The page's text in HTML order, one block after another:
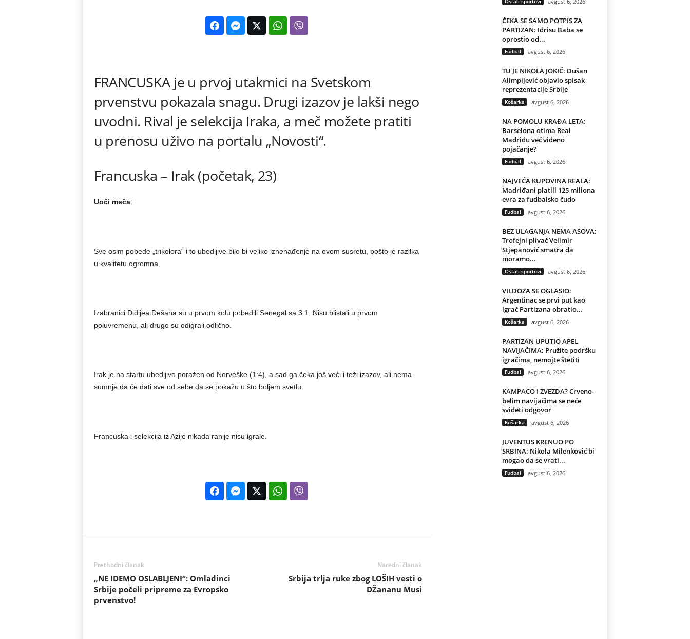
e
s
t
FRANCUSKA je u prvoj utakmici na Svetskom
prvenstvu pokazala snagu. Drugi izazov je lakši nego
uvodni. Rival je selekcija Iraka, a meč možete pratiti
u prenosu uživo na portalu „Novosti“.
Francuska – Irak (početak, 23)
Uoči meča:
Sve osim pobede „trikolora“ i to ubedljive bilo bi veliko iznenađenje na ovom susretu, pošto je razilka
u kvalitetu ogromna.
Izabranici Didijea Dešana su u prvom kolu pobedili Senegal sa 3:1. Nisu blistali u prvom
poluvremenu, ali drugo su odigrali odlično.
Irak je na startu ubedljivo poražen od Norveške (1:4), a sad ga čeka još veći i teži izazov, ali nema
sumnje da će dati sve od sebe da se pokažu u što boljem svetlu.
Francuska i selekcija iz Azije nikada ranije nisu igrale.
Prethodni članak
„NE IDEMO OSLABLJENI“: Omladinci
Srbije počeli pripreme za Evropsko
prvenstvo!
Naredni članak
Srbija trlja ruke zbog LOŠIH vesti o
DŽananu Musi
ČEKA SE SAMO POTPIS ZA
PARTIZAN: Idrisu Baba se
oprostio od...
Fudbal avgust 6, 2026
TU JE NIKOLA JOKIĆ: Dušan
Alimpijević objavio spisak
reprezentacije Srbije
Košarka avgust 6, 2026
NA POMOLU KRAĐA LETA:
Barselona otima Real
Madridu već viđeno
pojačanje?
Fudbal avgust 6, 2026
NAJVEĆA KUPOVINA REALA:
Madriđani platili 125 miliona
evra za fudbalsko čudo
Fudbal avgust 6, 2026
BEZ ULAGANJA NEMA ASOVA:
Trofejni plivač Velimir
Stjepanović smatra da
moramo...
Ostali sportovi avgust 6, 2026
VILDOZA SE OGLASIO:
Argentinac se prvi put kao
igrač Partizana obratio...
Košarka avgust 6, 2026
PARTIZAN UPUTIO APEL
NAVIJAČIMA: Pružite podršku
igračima, nemojte štetiti
Fudbal avgust 6, 2026
KAMPACO I ZVEZDA? Crveno-
belim navijačima se neće
svideti odgovor
Košarka avgust 6, 2026
JUVENTUS KRENUO PO
SRBINA: Nikola Milenković bi
mogao da se vrati...
Fudbal avgust 6, 2026